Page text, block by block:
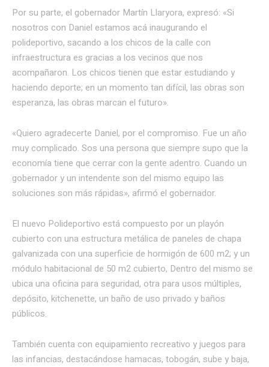
Por su parte, el gobernador Martín Llaryora, expresó: «Si
nosotros con Daniel estamos acá inaugurando el
polideportivo, sacando a los chicos de la calle con
infraestructura es gracias a los vecinos que nos
acompañaron. Los chicos tienen que estar estudiando y
haciendo deporte; en un momento tan difícil, las obras son
esperanza, las obras marcan el futuro».
«Quiero agradecerte Daniel, por el compromiso. Fue un año
muy complicado. Sos una persona que siempre supo que la
economía tiene que cerrar con la gente adentro. Cuando un
gobernador y un intendente son del mismo equipo las
soluciones son más rápidas», afirmó el gobernador.
El nuevo Polideportivo está compuesto por un playón
cubierto con una estructura metálica de paneles de chapa
galvanizada con una superficie de hormigón de 600 m2; y un
módulo habitacional de 50 m2 cubierto, Dentro del mismo se
ubica una oficina para seguridad, otra para usos múltiples,
depósito, kitchenette, un baño de uso privado y baños
públicos.
También cuenta con equipamiento recreativo y juegos para
las infancias, destacándose hamacas, tobogán, sube y baja,